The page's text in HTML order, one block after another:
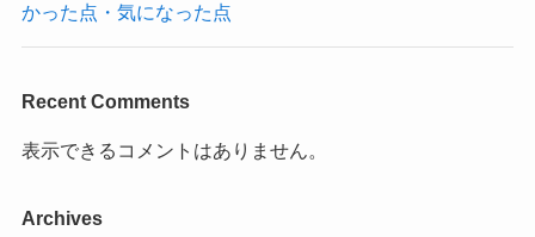
かった点・気になった点
Recent Comments
表示できるコメントはありません。
Archives